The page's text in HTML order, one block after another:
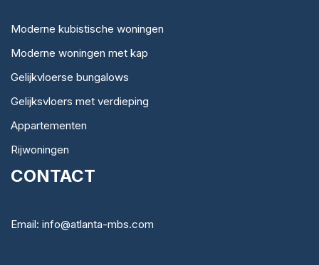
Moderne kubistische woningen
Moderne woningen met kap
Gelijkvloerse bungalows
Gelijksvloers met verdieping
Appartementen
Rijwoningen
CONTACT
Email: info@atlanta-mbs.com